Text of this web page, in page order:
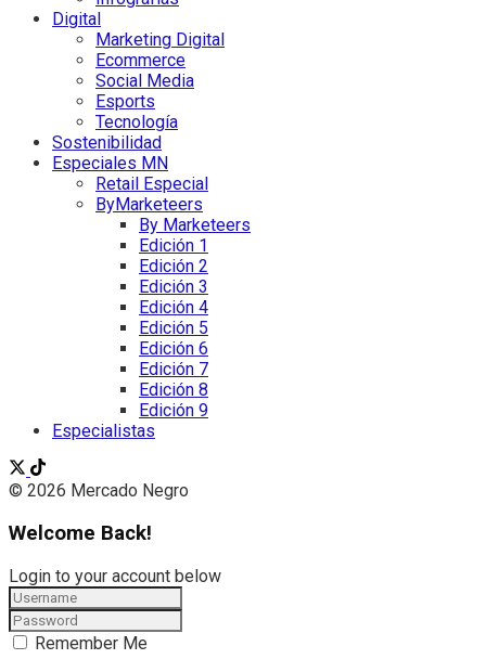
Digital
Marketing Digital
Ecommerce
Social Media
Esports
Tecnología
Sostenibilidad
Especiales MN
Retail Especial
ByMarketeers
By Marketeers
Edición 1
Edición 2
Edición 3
Edición 4
Edición 5
Edición 6
Edición 7
Edición 8
Edición 9
Especialistas
© 2026 Mercado Negro
Welcome Back!
Login to your account below
Remember Me